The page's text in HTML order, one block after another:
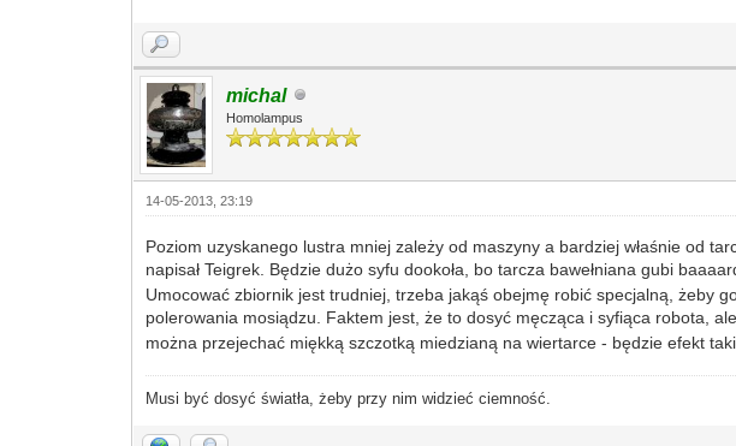
michal
Homolampus
14-05-2013, 23:19
Poziom uzyskanego lustra mniej zależy od maszyny a bardziej właśnie od
napisał Teigrek. Będzie dużo syfu dookoła, bo tarcza bawełniana gubi
Umocować zbiornik jest trudniej, trzeba jakąś obejmę robić specjalną, żeby
polerowania mosiądzu. Faktem jest, że to dosyć męcząca i syfiąca robota,
można przejechać miękką szczotką miedzianą na wiertarce - będzie efekt
Musi być dosyć światła, żeby przy nim widzieć ciemność.